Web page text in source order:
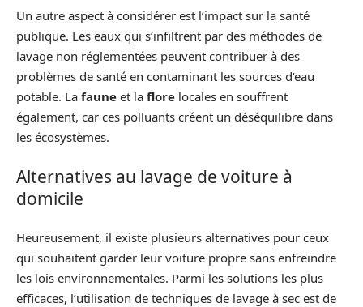
Un autre aspect à considérer est l’impact sur la santé
publique. Les eaux qui s’infiltrent par des méthodes de
lavage non réglementées peuvent contribuer à des
problèmes de santé en contaminant les sources d’eau
potable. La faune et la flore locales en souffrent
également, car ces polluants créent un déséquilibre dans
les écosystèmes.
Alternatives au lavage de voiture à
domicile
Heureusement, il existe plusieurs alternatives pour ceux
qui souhaitent garder leur voiture propre sans enfreindre
les lois environnementales. Parmi les solutions les plus
efficaces, l’utilisation de techniques de lavage à sec est de